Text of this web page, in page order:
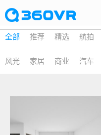
全部 推荐 精选 航拍
风光 家居 商业 汽车